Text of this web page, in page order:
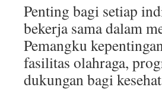
Penting bagi setiap
bekerja sama dalam
Pemangku
fasilitas olahraga,
dukungan bagi